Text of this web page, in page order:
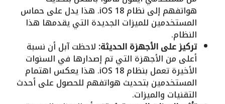
هواتفهم إلى نظام iOS 18. هذا يدل على حماس
المستخدمين للميزات الجديدة التي يقدمها هذا
النظام.
تركيز على الأجهزة الحديثة: لاحظت آبل أن نسبة
أعلى من الأجهزة التي تم إصدارها في السنوات
الأخيرة تعمل بنظام iOS 18. هذا يعكس اهتمام
المستخدمين بتحديث هواتفهم للحصول على أحدث
التقنيات والميزات.